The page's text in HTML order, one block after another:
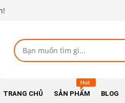
TRANG CHỦ SẢN PHẨM BLOG